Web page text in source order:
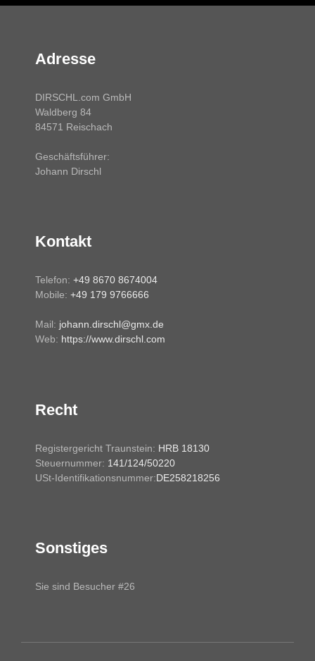
Adresse
DIRSCHL.com GmbH
Waldberg 84
84571 Reischach
Geschäftsführer:
Johann Dirschl
Kontakt
Telefon: +49 8670 8674004
Mobile: +49 179 9766666
Mail: johann.dirschl@gmx.de
Web: https://www.dirschl.com
Recht
Registergericht Traunstein: HRB 18130
Steuernummer: 141/124/50220
USt-Identifikationsnummer:DE258218256
Sonstiges
Sie sind Besucher #26